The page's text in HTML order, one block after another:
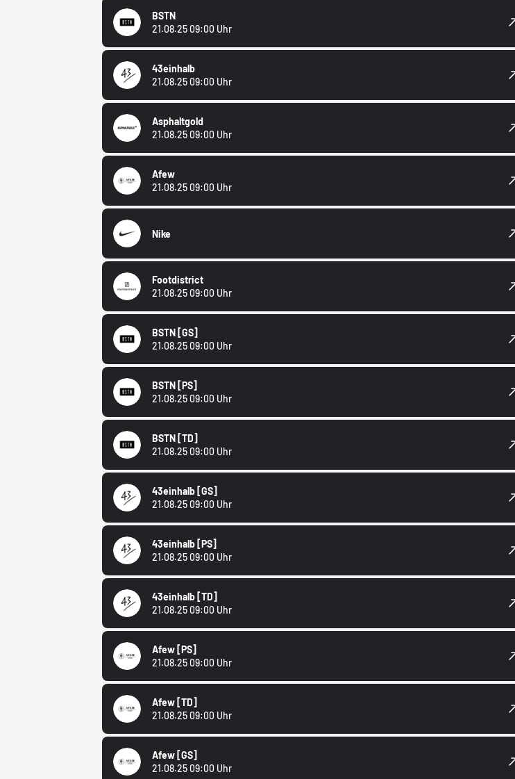
BSTN
21.08.25 09:00 Uhr
43einhalb
21.08.25 09:00 Uhr
Asphaltgold
21.08.25 09:00 Uhr
Afew
21.08.25 09:00 Uhr
Nike
Footdistrict
21.08.25 09:00 Uhr
BSTN [GS]
21.08.25 09:00 Uhr
BSTN [PS]
21.08.25 09:00 Uhr
BSTN [TD]
21.08.25 09:00 Uhr
43einhalb [GS]
21.08.25 09:00 Uhr
43einhalb [PS]
21.08.25 09:00 Uhr
43einhalb [TD]
21.08.25 09:00 Uhr
Afew [PS]
21.08.25 09:00 Uhr
Afew [TD]
21.08.25 09:00 Uhr
Afew [GS]
21.08.25 09:00 Uhr